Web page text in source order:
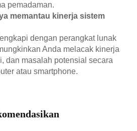
pemadaman.
memantau kinerja sistem
dengan perangkat lunak
Anda melacak kinerja
dan masalah potensial secara
atau smartphone.